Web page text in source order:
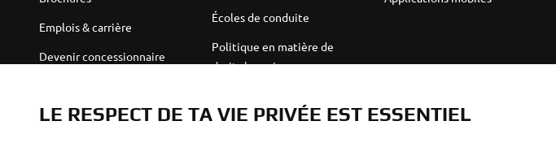
Emplois & carrière
Devenir concessionnaire
base
Écoles de conduite
Politique en matière de
droits humains
Partenariats
LE RESPECT DE TA VIE PRIVÉE EST ESSENTIEL